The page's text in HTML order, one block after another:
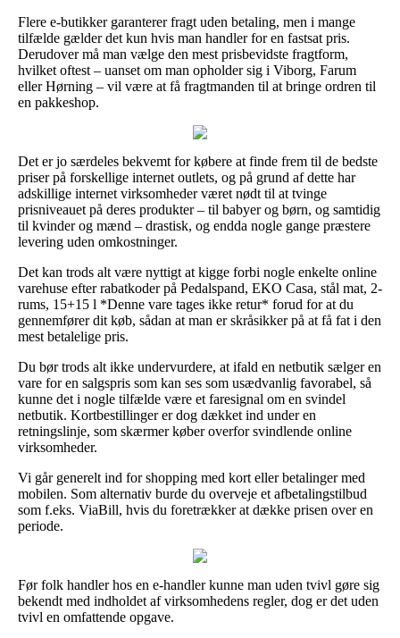
Flere e-butikker garanterer fragt uden betaling, men i mange
tilfælde gælder det kun hvis man handler for en fastsat pris.
Derudover må man vælge den mest prisbevidste fragtform,
hvilket oftest – uanset om man opholder sig i Viborg, Farum
eller Hørning – vil være at få fragtmanden til at bringe ordren til
en pakkeshop.
Det er jo særdeles bekvemt for købere at finde frem til de bedste
priser på forskellige internet outlets, og på grund af dette har
adskillige internet virksomheder været nødt til at tvinge
prisniveauet på deres produkter – til babyer og børn, og samtidig
til kvinder og mænd – drastisk, og endda nogle gange præstere
levering uden omkostninger.
Det kan trods alt være nyttigt at kigge forbi nogle enkelte online
varehuse efter rabatkoder på Pedalspand, EKO Casa, stål mat, 2-
rums, 15+15 l *Denne vare tages ikke retur* forud for at du
gennemfører dit køb, sådan at man er skråsikker på at få fat i den
mest betalelige pris.
Du bør trods alt ikke undervurdere, at ifald en netbutik sælger en
vare for en salgspris som kan ses som usædvanlig favorabel, så
kunne det i nogle tilfælde være et faresignal om en svindel
netbutik. Kortbestillinger er dog dækket ind under en
retningslinje, som skærmer køber overfor svindlende online
virksomheder.
Vi går generelt ind for shopping med kort eller betalinger med
mobilen. Som alternativ burde du overveje et afbetalingstilbud
som f.eks. ViaBill, hvis du foretrækker at dække prisen over en
periode.
Før folk handler hos en e-handler kunne man uden tvivl gøre sig
bekendt med indholdet af virksomhedens regler, dog er det uden
tvivl en omfattende opgave.